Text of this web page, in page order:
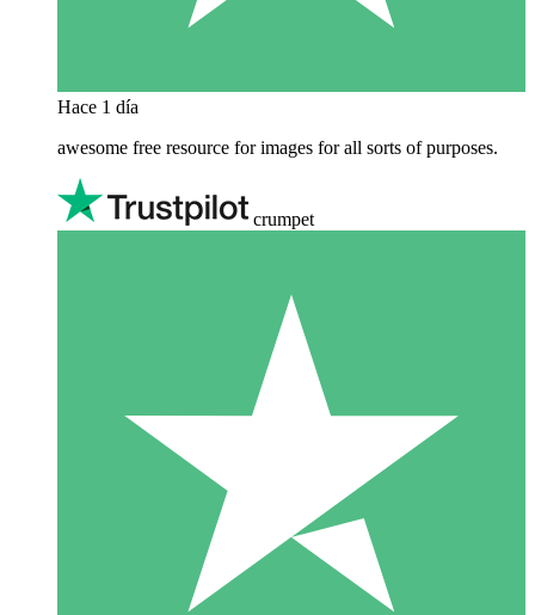
Hace 1 día
awesome free resource for images for all sorts of purposes.
crumpet